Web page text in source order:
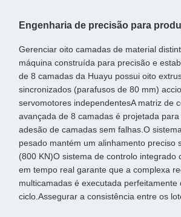
Engenharia de precisão para
Gerenciar oito camadas de material
máquina construída para precisão e
de 8 camadas da Huayu possui oito
sincronizados (parafusos de 80 mm)
servomotores independentesA matriz de
avançada de 8 camadas é projetada
adesão de camadas sem falhas.O
pesado mantém um alinhamento preciso
(800 KN)O sistema de controlo integrado
em tempo real garante que a complexa
multicamadas é executada perfeitamente
ciclo.Assegurar a consistência entre os